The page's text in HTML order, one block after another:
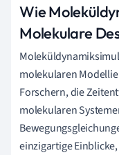
Wie
Molekulare
molekularen
Forschern, die
molekularen
einzigartige